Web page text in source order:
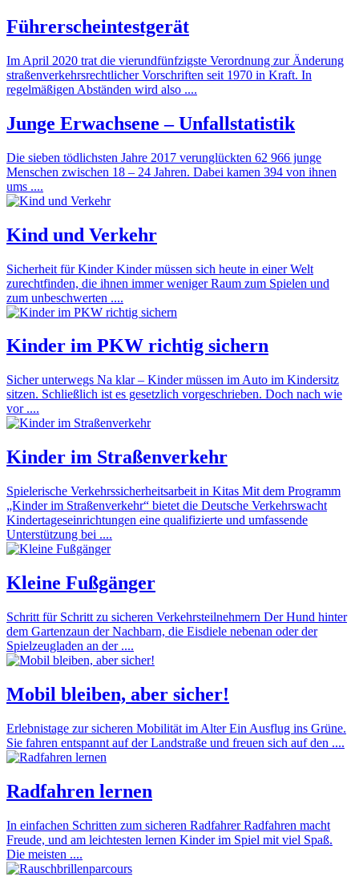
Führerscheintestgerät
Im April 2020 trat die vierundfünfzigste Verordnung zur Änderung
straßenverkehrsrechtlicher Vorschriften seit 1970 in Kraft. In
regelmäßigen Abständen wird also ....
Junge Erwachsene – Unfallstatistik
Die sieben tödlichsten Jahre 2017 verunglückten 62 966 junge
Menschen zwischen 18 – 24 Jahren. Dabei kamen 394 von ihnen
ums ....
Kind und Verkehr
Sicherheit für Kinder Kinder müssen sich heute in einer Welt
zurechtfinden, die ihnen immer weniger Raum zum Spielen und
zum unbeschwerten ....
Kinder im PKW richtig sichern
Sicher unterwegs Na klar – Kinder müssen im Auto im Kindersitz
sitzen. Schließlich ist es gesetzlich vorgeschrieben. Doch nach wie
vor ....
Kinder im Straßenverkehr
Spielerische Verkehrssicherheitsarbeit in Kitas Mit dem Programm
„Kinder im Straßenverkehr“ bietet die Deutsche Verkehrswacht
Kindertageseinrichtungen eine qualifizierte und umfassende
Unterstützung bei ....
Kleine Fußgänger
Schritt für Schritt zu sicheren Verkehrsteilnehmern Der Hund hinter
dem Gartenzaun der Nachbarn, die Eisdiele nebenan oder der
Spielzeugladen an der ....
Mobil bleiben, aber sicher!
Erlebnistage zur sicheren Mobilität im Alter Ein Ausflug ins Grüne.
Sie fahren entspannt auf der Landstraße und freuen sich auf den ....
Radfahren lernen
In einfachen Schritten zum sicheren Radfahrer Radfahren macht
Freude, und am leichtesten lernen Kinder im Spiel mit viel Spaß.
Die meisten ....